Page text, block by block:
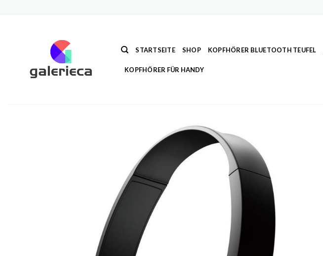
STARTSEITE SHOP KOPFHÖRER BLUETOOTH TEUFEL
KOPFHÖRER FÜR HANDY